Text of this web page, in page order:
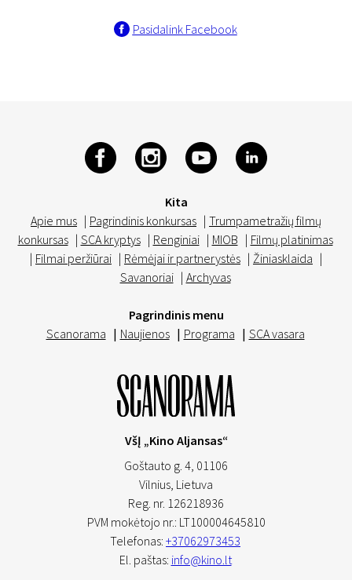
Pasidalink Facebook
Kita
Apie mus | Pagrindinis konkursas | Trumpametražių filmų
konkursas | SCA kryptys | Renginiai | MIOB | Filmų platinimas
| Filmai peržiūrai | Rėmėjai ir partnerystės | Žiniasklaida |
Savanoriai | Archyvas
Pagrindinis menu
Scanorama | Naujienos | Programa | SCA vasara
VšĮ „Kino Aljansas“
Goštauto g. 4, 01106
Vilnius, Lietuva
Reg. nr. 126218936
PVM mokėtojo nr.: LT100004645810
Telefonas: +37062973453
El. paštas: info@kino.lt